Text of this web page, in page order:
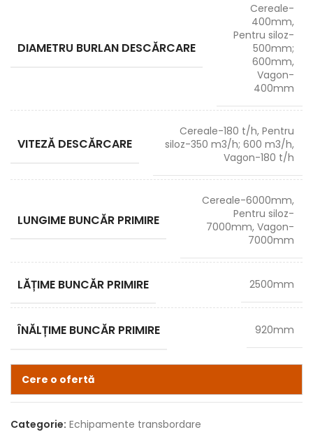
DIAMETRU BURLAN DESCĂRCARE
Cereale-
400mm,
Pentru siloz-
500mm;
600mm,
Vagon-
400mm
VITEZĂ DESCĂRCARE
Cereale-180 t/h, Pentru
siloz-350 m3/h; 600 m3/h,
Vagon-180 t/h
LUNGIME BUNCĂR PRIMIRE
Cereale-6000mm,
Pentru siloz-
7000mm, Vagon-
7000mm
LĂȚIME BUNCĂR PRIMIRE 2500mm
ÎNĂLȚIME BUNCĂR PRIMIRE 920mm
Cere o ofertă
Categorie: Echipamente transbordare